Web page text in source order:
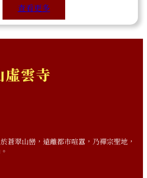
查看更多
虛雲寺
蒼翠山巒，遠離都市喧囂，乃禪宗聖地，